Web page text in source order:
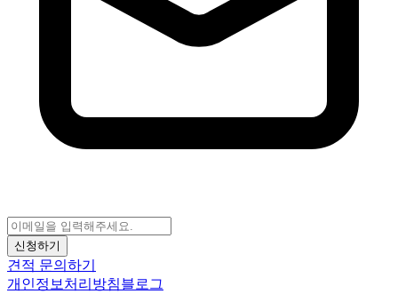
신청하기
견적 문의하기
개인정보처리방침블로그